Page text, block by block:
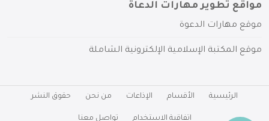
مواقع تطوير مهارات الدعاة
موقع مهارات الدعوة
موقع المكتبة الإسلامية الإلكترونية الشاملة
الرئيسية الأقسام الإذاعات من نحن حقوق النشر
اتفاقية الاستخدام تواصل معنا